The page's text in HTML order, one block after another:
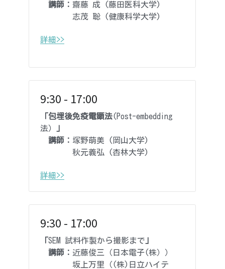
講師：齋藤 成 (藤田医科大学)
        志茂 聡 (
健康科学大学)
詳細>>
9:30 - 17:00
「包埋後免疫電顕法(Post-embedding
法）
講師： 塚野萌美 (岡山大学)
秋元義弘 (杏林大学)
詳細>>
9:30 - 17:00
「SEM 試料作製から撮影まで
講師：近藤俊三（日本電子(株））
坂上万里（(株)日立ハイテ